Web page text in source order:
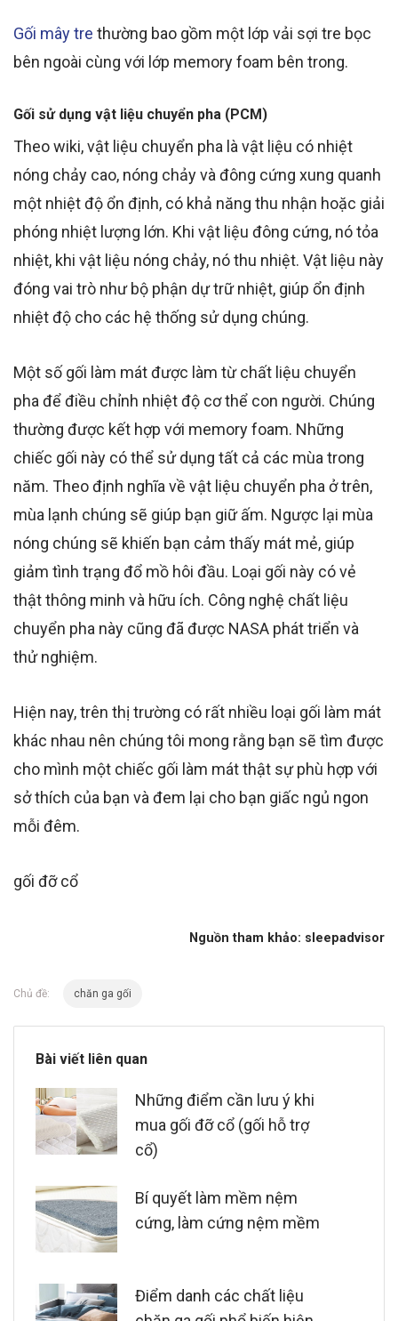
Gối mây tre thường bao gồm một lớp vải sợi tre bọc
bên ngoài cùng với lớp memory foam bên trong.
Gối sử dụng vật liệu chuyển pha (PCM)
Theo wiki, vật liệu chuyển pha làvật liệu có nhiệt
nóng chảy cao, nóng chảy và đông cứng xung quanh
một nhiệt độ ổn định, có khả năng thu nhận hoặc giải
phóng nhiệt lượng lớn. Khi vật liệu đông cứng, nó tỏa
nhiệt, khi vật liệu nóng chảy, nó thu nhiệt. Vật liệu này
đóng vai trò như bộ phận dự trữ nhiệt, giúp ổn định
nhiệt độ cho các hệ thống sử dụng chúng.
Một số gối làm mát được làm từ chất liệu chuyển
pha để điều chỉnh nhiệt độ cơ thể con người. Chúng
thường được kết hợp với memory foam. Những
chiếc gối này có thể sử dụng tất cả các mùa trong
năm. Theo định nghĩa về vật liệu chuyển pha ở trên,
mùa lạnh chúng sẽ giúp bạn giữ ấm. Ngược lại mùa
nóng chúng sẽ khiến bạn cảm thấy mát mẻ, giúp
giảm tình trạng đổ mồ hôi đầu. Loại gối này có vẻ
thật thông minh và hữu ích. Công nghệ chất liệu
chuyển pha này cũng đã được NASA phát triển và
thử nghiệm.
Hiện nay, trên thị trường có rất nhiều loại gối làm mát
khác nhau nên chúng tôi mong rằng bạn sẽ tìm được
cho mình một chiếc gối làm mát thật sự phù hợp với
sở thích của bạn và đem lại cho bạn giấc ngủ ngon
mỗi đêm.
gối đỡ cổ
Nguồn tham khảo: sleepadvisor
Chủ đề: chăn ga gối
Bài viết liên quan
Những điểm cần lưu ý khi
mua gối đỡ cổ (gối hỗ trợ
cổ)
Bí quyết làm mềm nệm
cứng, làm cứng nệm mềm
Điểm danh các chất liệu